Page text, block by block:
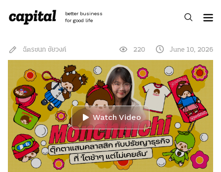
content
better business
for good life
ฉัตรชนก ชัยวงค์ 220 June 10, 2026
Watch Video